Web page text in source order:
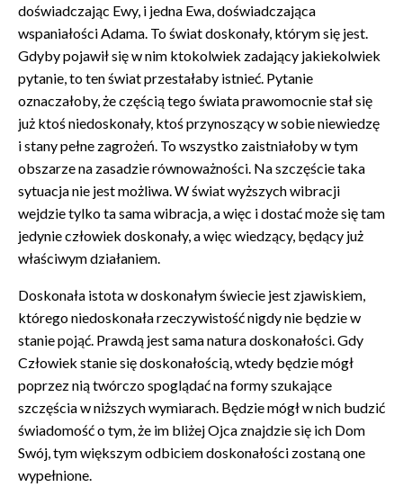
doświadczając Ewy, i jedna Ewa, doświadczająca
wspaniałości Adama. To świat doskonały, którym się jest.
Gdyby pojawił się w nim ktokolwiek zadający jakiekolwiek
pytanie, to ten świat przestałaby istnieć. Pytanie
oznaczałoby, że częścią tego świata prawomocnie stał się
już ktoś niedoskonały, ktoś przynoszący w sobie niewiedzę
i stany pełne zagrożeń. To wszystko zaistniałoby w tym
obszarze na zasadzie równoważności. Na szczęście taka
sytuacja nie jest możliwa. W świat wyższych wibracji
wejdzie tylko ta sama wibracja, a więc i dostać może się tam
jedynie człowiek doskonały, a więc wiedzący, będący już
właściwym działaniem.
Doskonała istota w doskonałym świecie jest zjawiskiem,
którego niedoskonała rzeczywistość nigdy nie będzie w
stanie pojąć. Prawdą jest sama natura doskonałości. Gdy
Człowiek stanie się doskonałością, wtedy będzie mógł
poprzez nią twórczo spoglądać na formy szukające
szczęścia w niższych wymiarach. Będzie mógł w nich budzić
świadomość o tym, że im bliżej Ojca znajdzie się ich Dom
Swój, tym większym odbiciem doskonałości zostaną one
wypełnione.